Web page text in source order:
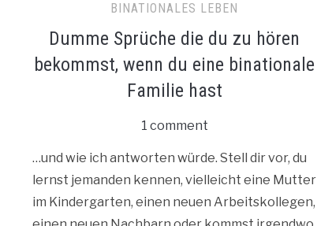
BINATIONALES LEBEN
Dumme Sprüche die du zu hören
bekommst, wenn du eine binationale
Familie hast
1 comment
…und wie ich antworten würde. Stell dir vor, du
lernst jemanden kennen, vielleicht eine Mutter
im Kindergarten, einen neuen Arbeitskollegen,